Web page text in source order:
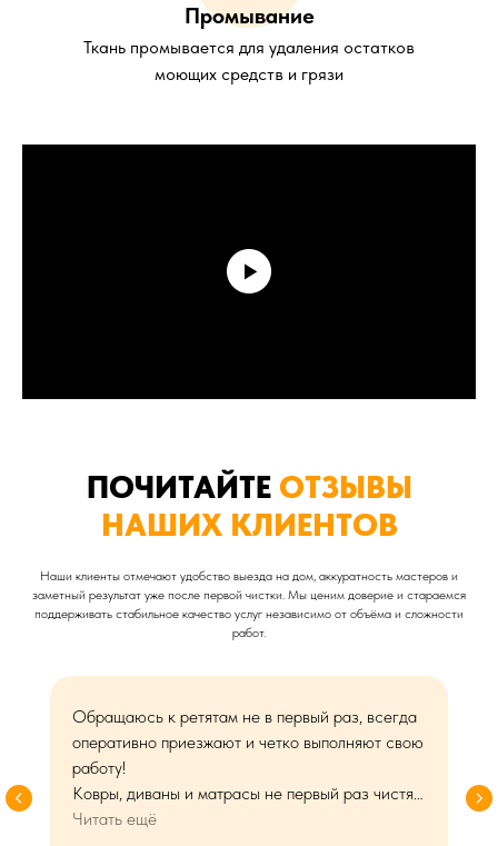
Промывание
Ткань промывается для удаления остатков
моющих средств и грязи
ПОЧИТАЙТЕ ОТЗЫВЫ
НАШИХ КЛИЕНТОВ
Наши клиенты отмечают удобство выезда на дом, аккуратность мастеров и
заметный результат уже после первой чистки. Мы ценим доверие и стараемся
поддерживать стабильное качество услуг независимо от объёма и сложности
работ.
Обращаюсь к ретятам не в первый раз, всегда
оперативно приезжают и четко выполняют свою
работу!
Ковры, диваны и матрасы не первый раз чистят,
довольна результатом на 💯 процентов, все
Читать ещё